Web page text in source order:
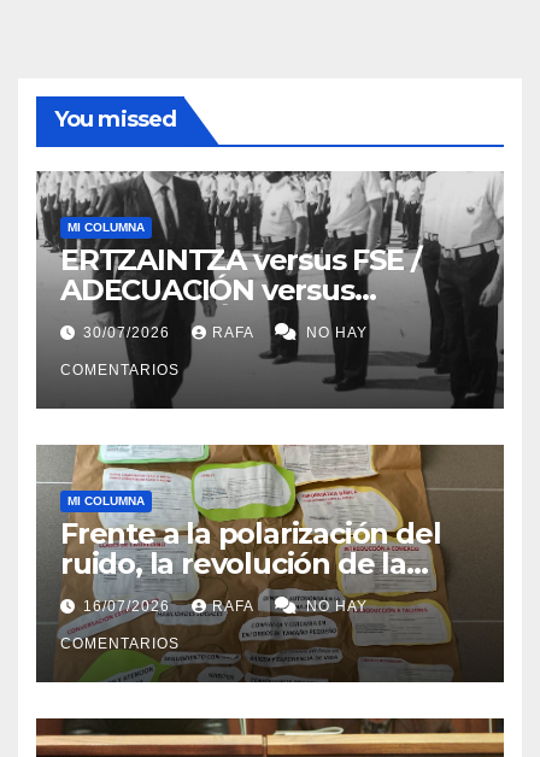
You missed
MI COLUMNA
ERTZAINTZA versus FSE /
ADECUACIÓN versus
SUSTITUCIÓN
30/07/2026 RAFA NO HAY
COMENTARIOS
MI COLUMNA
Frente a la polarización del
ruido, la revolución de la
acogida
16/07/2026 RAFA NO HAY
COMENTARIOS